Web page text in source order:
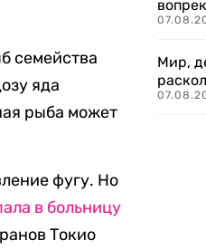
семейства
яда
рыба может
фугу. Но
в больницу
Токио
Мир,